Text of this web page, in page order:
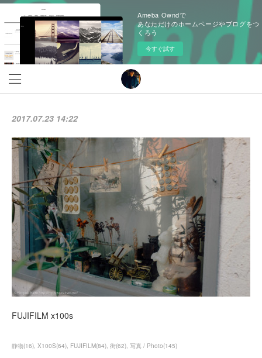
Ameba Owndで
あなただけのホームページやブログをつ
くろう
今すぐ試す
2017.07.23 14:22
FUJIFILM x100s
静物(16) X100S(64) FUJIFILM(84) 街(62) 写真 / Photo(145)